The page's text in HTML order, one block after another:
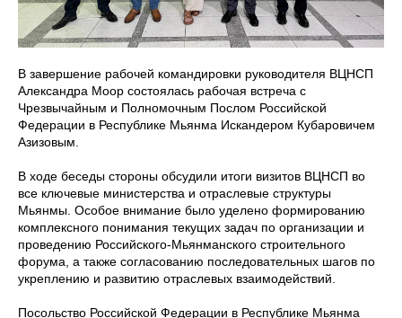
В завершение рабочей командировки руководителя ВЦНСП
Александра Моор состоялась рабочая встреча с
Чрезвычайным и Полномочным Послом Российской
Федерации в Республике Мьянма Искандером Кубаровичем
Азизовым.
В ходе беседы стороны обсудили итоги визитов ВЦНСП во
все ключевые министерства и отраслевые структуры
Мьянмы. Особое внимание было уделено формированию
комплексного понимания текущих задач по организации и
проведению Российского-Мьянманского строительного
форума, а также согласованию последовательных шагов по
укреплению и развитию отраслевых взаимодействий.
Посольство Российской Федерации в Республике Мьянма